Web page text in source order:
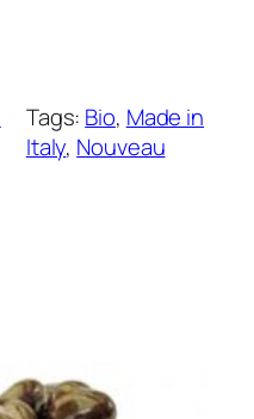
Tags: Bio, Made in
Italy, Nouveau